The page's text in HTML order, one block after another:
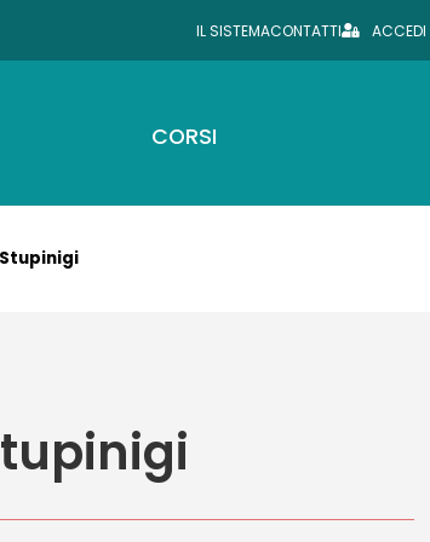
IL SISTEMACONTATTI ACCEDI
CORSI